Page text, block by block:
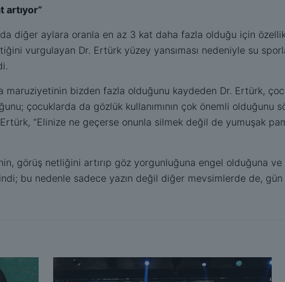
artıyor”
diğer aylara oranla en az 3 kat daha fazla olduğu için
vurgulayan Dr. Ertürk yüzey yansıması nedeniyle su
maruziyetinin bizden fazla olduğunu kaydeden Dr. Ertürk,
çocuklarda da gözlük kullanımının çok önemli olduğunu
“Elinize ne geçerse onunla silmek değil de yumuşak
görüş netliğini artırıp göz yorgunluğuna engel olduğuna
bu nedenle sadece yazın değil diğer mevsimlerde de, gün